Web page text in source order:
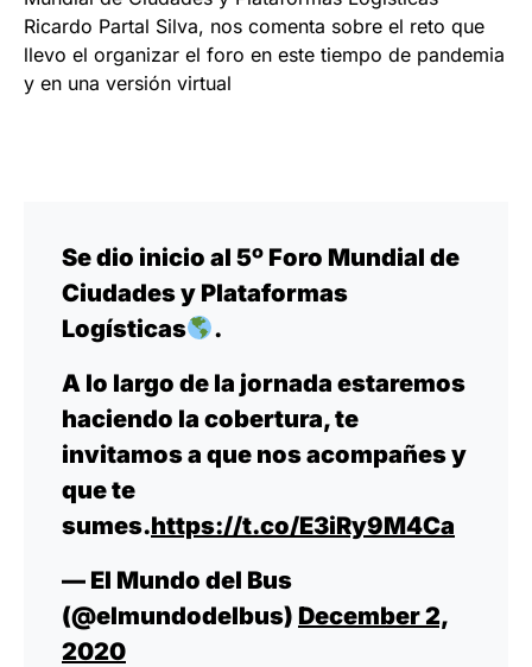
Ricardo Partal Silva, nos comenta sobre el reto que
llevo el organizar el foro en este tiempo de pandemia
y en una versión virtual
Se dio inicio al 5º Foro Mundial de
Ciudades y Plataformas
Logísticas
.
A lo largo de la jornada estaremos
haciendo la cobertura, te
invitamos a que nos acompañes y
que te
sumes.https://t.co/E3iRy9M4Ca
— El Mundo del Bus
(@elmundodelbus) December 2,
2020